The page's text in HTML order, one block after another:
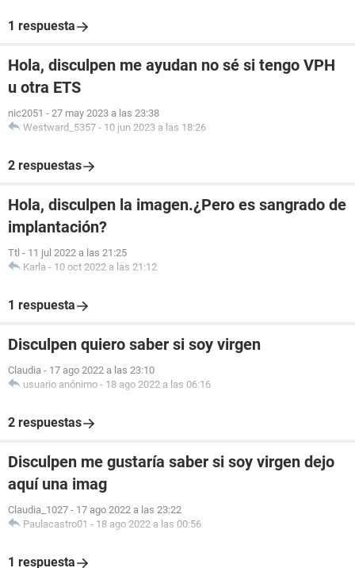
1 respuesta
Hola, disculpen me ayudan no sé si tengo VPH
u otra ETS
nic2051 - 27 may 2023 a las 23:38
Westward_5357 - 10 jun 2023 a las 18:26
2 respuestas
Hola, disculpen la imagen.¿Pero es sangrado de
implantación?
Ttl - 11 jul 2022 a las 21:25
Karla - 10 oct 2022 a las 21:12
1 respuesta
Disculpen quiero saber si soy virgen
Claudia - 17 ago 2022 a las 23:10
usuario anónimo - 18 ago 2022 a las 06:16
2 respuestas
Disculpen me gustaría saber si soy virgen dejo
aquí una imag
Claudia_1027 - 17 ago 2022 a las 23:22
Paulacastro01 - 18 ago 2022 a las 00:56
1 respuesta